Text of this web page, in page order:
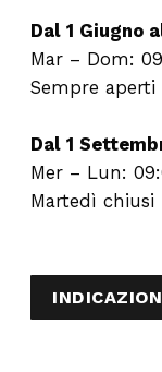
Dal 1 Giugno
Mar – Dom:
Sempre aperti
Dal 1
Mer – Lun:
Martedì chiusi